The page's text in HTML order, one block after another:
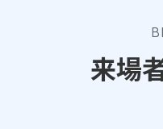
来場